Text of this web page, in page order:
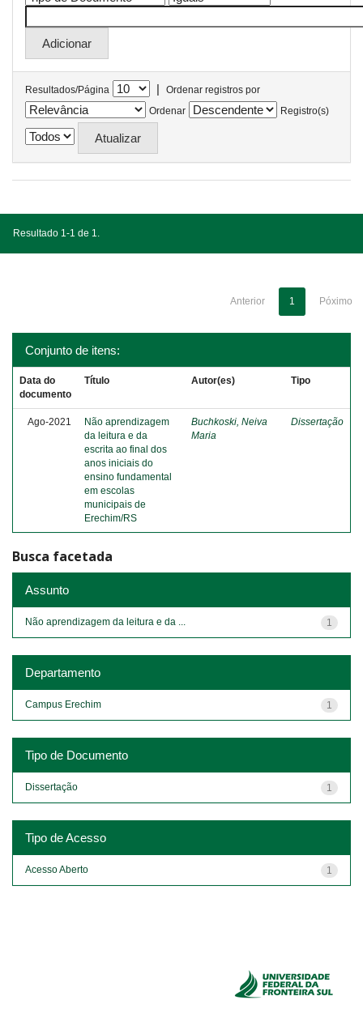
Resultados/Página |
Ordenar registros por
Ordenar
Registro(s)
Resultado 1-1 de 1.
Anterior 1 Póximo
Conjunto de itens:
Data do
documento
Título Autor(es) Tipo
Ago-2021
Não aprendizagem
da leitura e da
escrita ao final dos
anos iniciais do
ensino fundamental
em escolas
municipais de
Erechim/RS
Buchkoski, Neiva
Maria
Dissertação
Busca facetada
Assunto
1
Não aprendizagem da leitura e da ...
Departamento
1
Campus Erechim
Tipo de Documento
1
Dissertação
Tipo de Acesso
1
Acesso Aberto